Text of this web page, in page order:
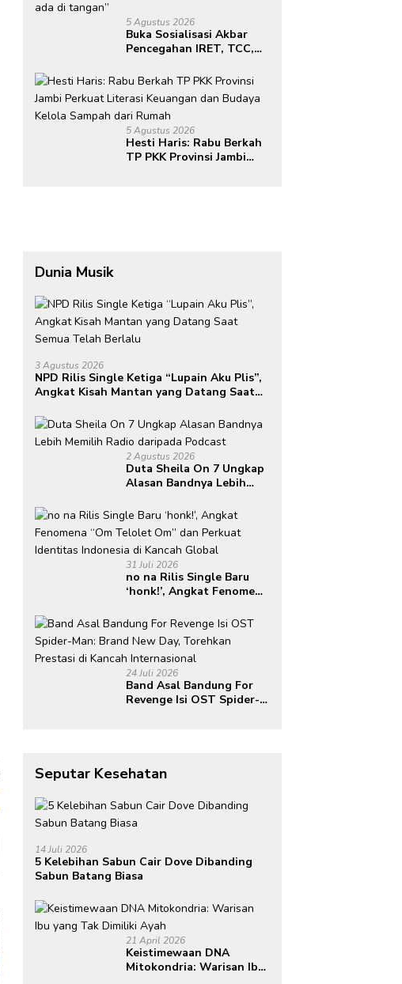
5 Agustus 2026
Buka Sosialisasi Akbar
Pencegahan IRET, TCC,
Narkoba di Bungo,
Gubernur Al Haris: “Kalau
anak-anakku bisa jaga
diri, 60% masa depan
sudah ada di tangan”
5 Agustus 2026
Hesti Haris: Rabu Berkah
TP PKK Provinsi Jambi
Dunia Musik
3 Agustus 2026
NPD Rilis Single Ketiga “Lupain Aku Plis”,
Angkat Kisah Mantan yang Datang Saat
2 Agustus 2026
Duta Sheila On 7 Ungkap
Alasan Bandnya Lebih
Podcast
31 Juli 2026
no na Rilis Single Baru
‘honk!’, Angkat Fenomena
Perkuat Identitas
Indonesia di Kancah
Global
24 Juli 2026
Band Asal Bandung For
Revenge Isi OST Spider-
Seputar Kesehatan
14 Juli 2026
5 Kelebihan Sabun Cair Dove Dibanding
Sabun Batang Biasa
21 April 2026
Keistimewaan DNA
Mitokondria: Warisan Ibu